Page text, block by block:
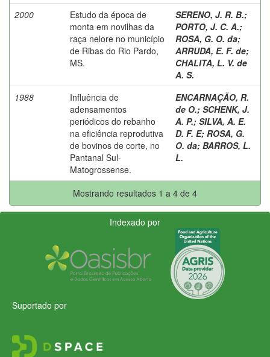
2000
Estudo da época de
monta em novilhas da
raça nelore no município
de Ribas do Rio Pardo,
MS.
SERENO, J. R. B.;
PORTO, J. C. A.;
ROSA, G. O. da;
ARRUDA, E. F. de;
CHALITA, L. V. de
A. S.
1988
Influência de
adensamentos
periódicos do rebanho
na eficiência reprodutiva
de bovinos de corte, no
Pantanal Sul-
Matogrossense.
ENCARNAÇÃO, R.
de O.; SCHENK, J.
A. P.; SILVA, A. E.
D. F. E; ROSA, G.
O. da; BARROS, L.
L.
Mostrando resultados 1 a 4 de 4
Indexado por
Suportado por